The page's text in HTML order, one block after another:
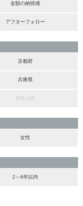
金額の納得感
アフターフォロー
京都府
兵庫県
和歌山県
女性
2～6年以内